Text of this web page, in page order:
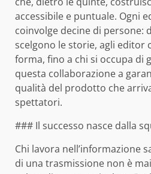
accessibile e puntuale. Ogni
coinvolge decine di persone:
scelgono le storie, agli editor
forma, fino a chi si occupa di
questa collaborazione a
qualità del prodotto che
spettatori.
### Il successo nasce dalla
Chi lavora nell’informazione
di una trasmissione non è